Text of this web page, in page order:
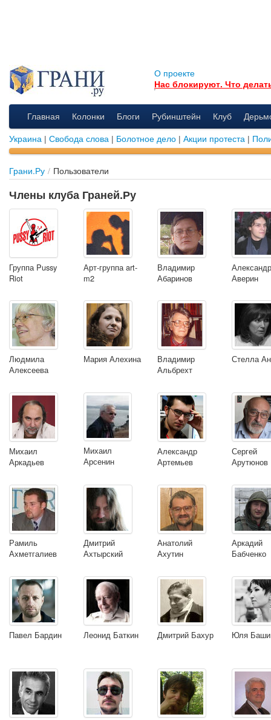
О проекте
Нас блокируют. Что
Главная Колонки Блоги Рубинштейн Клуб
Украина | Свобода слова | Болотное дело | Акции протеста |
Грани.Ру / Пользователи
Члены клуба Граней.Ру
Группа Pussy
Riot
Арт-группа art-
m2
Владимир
Абаринов
Аверин
Людмила
Алексеева
Мария Алехина
Владимир
Альбрехт
Стелла
Михаил
Аркадьев
Михаил
Арсенин
Александр
Артемьев
Сергей
Арутюнов
Рамиль
Ахметгалиев
Дмитрий
Ахтырский
Анатолий
Ахутин
Аркадий
Бабченко
Павел Бардин Леонид Баткин Дмитрий Бахур Юля